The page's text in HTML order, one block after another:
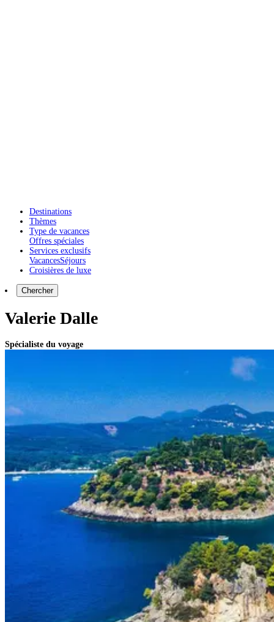
Destinations
Thèmes
Type de vacances
Offres spéciales
Services exclusifs
VacancesSéjours
Croisières de luxe
Chercher
Valerie Dalle
Spécialiste du voyage